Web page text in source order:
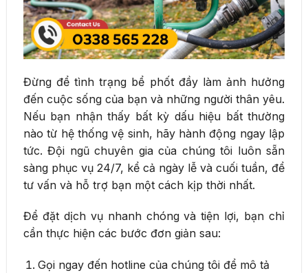
Đừng để tình trạng bể phốt đầy làm ảnh hưởng
đến cuộc sống của bạn và những người thân yêu.
Nếu bạn nhận thấy bất kỳ dấu hiệu bất thường
nào từ hệ thống vệ sinh, hãy hành động ngay lập
tức. Đội ngũ chuyên gia của chúng tôi luôn sẵn
sàng phục vụ 24/7, kể cả ngày lễ và cuối tuần, để
tư vấn và hỗ trợ bạn một cách kịp thời nhất.
Để đặt dịch vụ nhanh chóng và tiện lợi, bạn chỉ
cần thực hiện các bước đơn giản sau:
Gọi ngay đến hotline của chúng tôi để mô tả